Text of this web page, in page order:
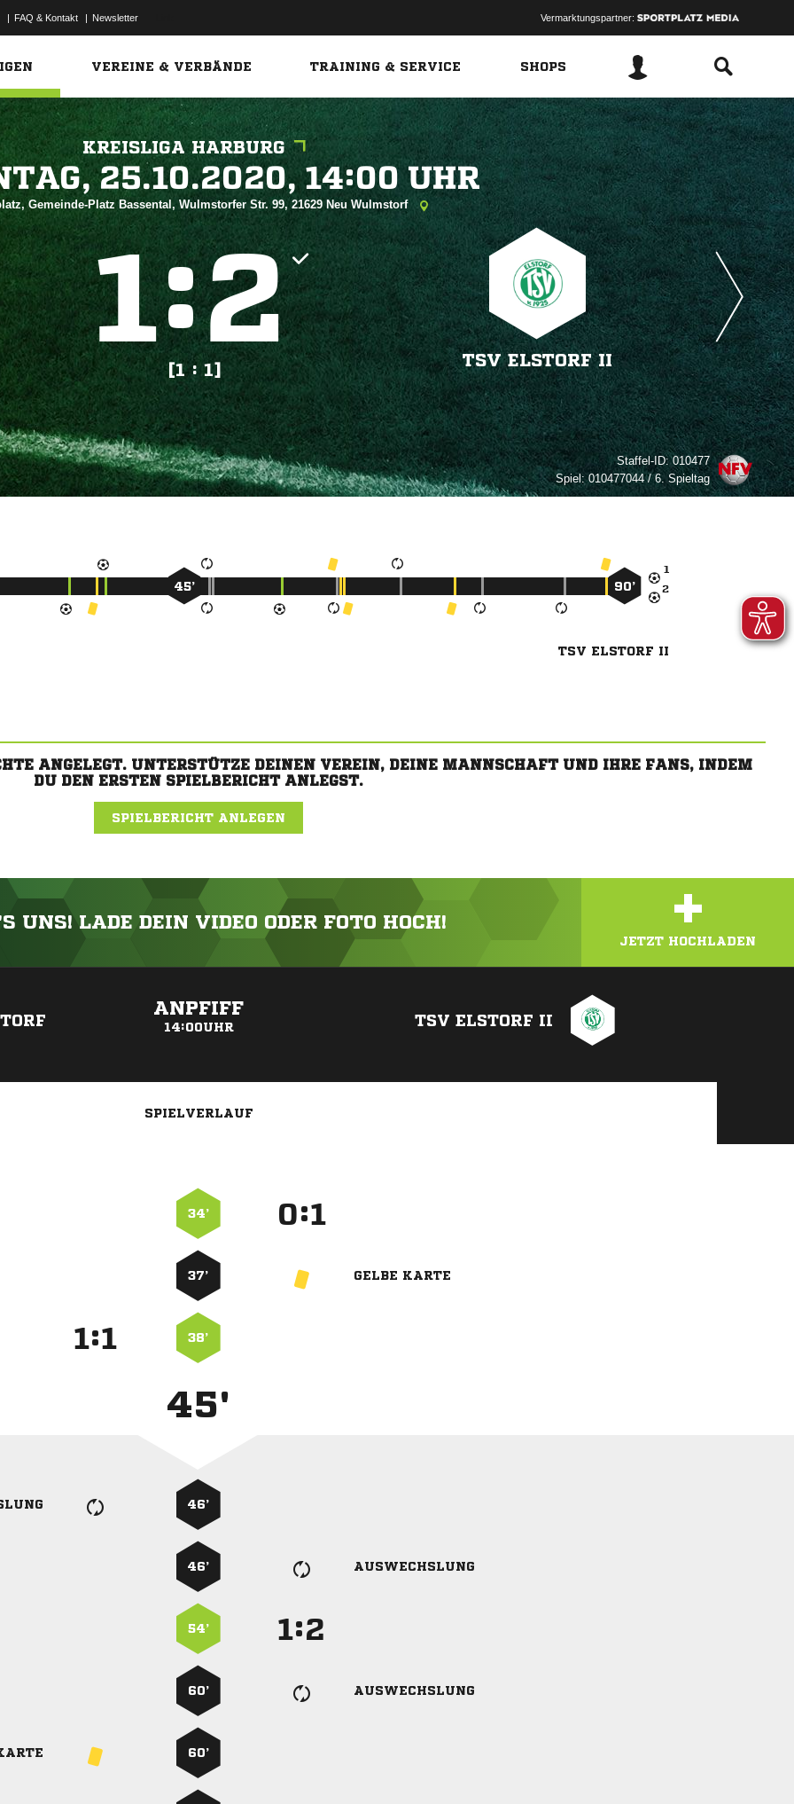
| FAQ & Kontakt | Newsletter Vermarktungspartner:
VEREINE & VERBÄNDE TRAINING & SERVICE SHOPS
KREISLIGA HARBURG
  
Gemeinde-Platz Bassental, Wulmstorfer Str. 99, 21629 Neu Wulmstorf
:
[1 : 1]
TSV ELSTORF II
Staffel-ID:010477
Spiel:010477044 / 6. Spieltag


45’ 90’
TSV ELSTORF II
ANGELEGT. UNTERSTÜTZE DEINEN VEREIN, DEINE MANNSCHAFT UND IHRE FANS, INDEM
DU DEN ERSTEN SPIELBERICHT ANLEGST.
SPIELBERICHT ANLEGEN
UNS! LADE DEIN VIDEO ODER FOTO HOCH! +
JETZT HOCHLADEN
ANPFIFF
14:00UHR TSV ELSTORF II
SPIELVERLAUF
34’ :
37’ GELBE KARTE
: 38’
45'
46’
46’ AUSWECHSLUNG
54’ :
60’ AUSWECHSLUNG
60’